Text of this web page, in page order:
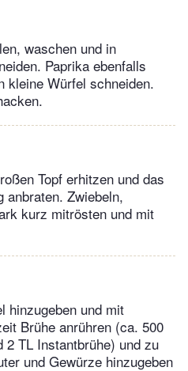
waschen und in
Paprika ebenfalls
kleine Würfel schneiden.
Topf erhitzen und das
Zwiebeln,
kurz mitrösten und mit
hinzugeben und mit
Brühe anrühren (ca. 500
2 TL Instantbrühe) und zu
und Gewürze hinzugeben